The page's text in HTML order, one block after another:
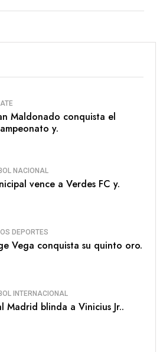
Maldonado conquista el
y.
NACIONAL
vence a Verdes FC y.
DEPORTES
Vega conquista su quinto oro.
INTERNACIONAL
Madrid blinda a Vinicius Jr..